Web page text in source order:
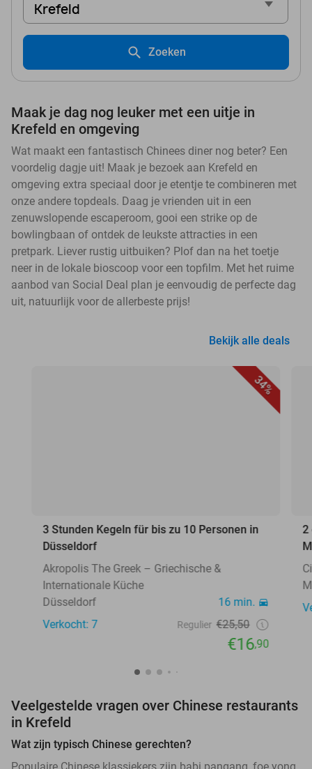
Krefeld
Zoeken
Maak je dag nog leuker met een uitje in
Krefeld en omgeving
Wat maakt een fantastisch Chinees diner nog beter? Een
voordelig dagje uit! Maak je bezoek aan Krefeld en
omgeving extra speciaal door je etentje te combineren met
onze andere topdeals. Daag je vrienden uit in een
zenuwslopende escaperoom, gooi een strike op de
bowlingbaan of ontdek de leukste attracties in een
pretpark. Liever rustig uitbuiken? Plof dan na het toetje
neer in de lokale bioscoop voor een topfilm. Met het ruime
aanbod van Social Deal plan je eenvoudig de perfecte dag
uit, natuurlijk voor de allerbeste prijs!
Bekijk alle deals
34%
3 Stunden Kegeln für bis zu 10 Personen in
Düsseldorf
Akropolis The Greek – Griechische &
Internationale Küche
Düsseldorf
16 min.
Verkocht: 7
Regulier €25,50
€16,90
2
Veelgestelde vragen over Chinese restaurants
in Krefeld
Wat zijn typisch Chinese gerechten?
Populaire Chinese klassiekers zijn babi pangang, foe yong